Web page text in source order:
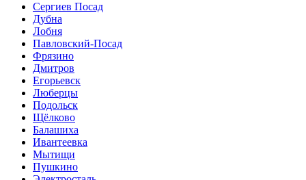
Сергиев Посад
Дубна
Лобня
Павловский-Посад
Фрязино
Дмитров
Егорьевск
Люберцы
Подольск
Щёлково
Балашиха
Ивантеевка
Мытищи
Пушкино